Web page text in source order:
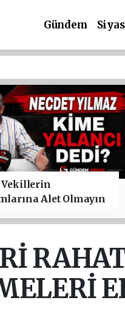
Gündem
Vekillerin
Alet Olmayın